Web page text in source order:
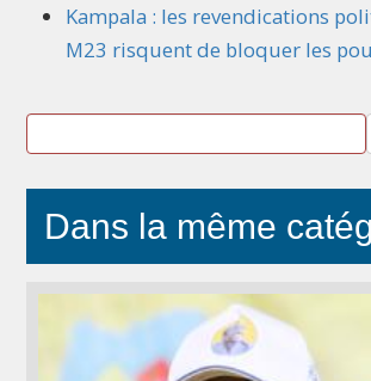
Kampala : les revendications
M23 risquent de bloquer les
Dans la même